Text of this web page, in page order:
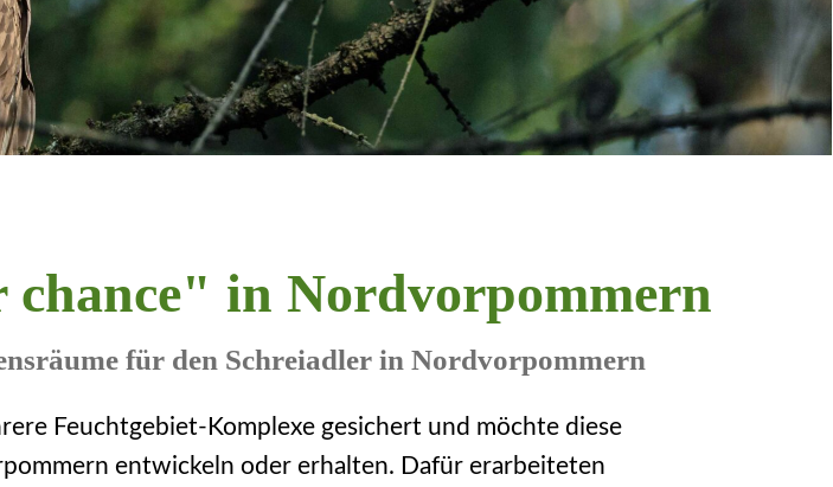
in Nordvorpommern
für den Schreiadler in Nordvorpommern
Feuchtgebiet-Komplexe gesichert und möchte diese
entwickeln oder erhalten. Dafür erarbeiteten